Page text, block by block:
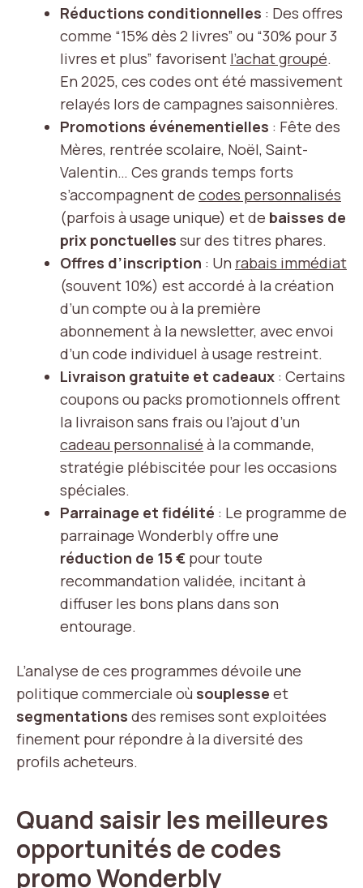
Réductions conditionnelles : Des offres
comme “15% dès 2 livres” ou “30% pour 3
livres et plus” favorisent l’achat groupé.
En 2025, ces codes ont été massivement
relayés lors de campagnes saisonnières.
Promotions événementielles : Fête des
Mères, rentrée scolaire, Noël, Saint-
Valentin… Ces grands temps forts
s’accompagnent de codes personnalisés
(parfois à usage unique) et de baisses de
prix ponctuelles sur des titres phares.
Offres d’inscription : Un rabais immédiat
(souvent 10%) est accordé à la création
d’un compte ou à la première
abonnement à la newsletter, avec envoi
d’un code individuel à usage restreint.
Livraison gratuite et cadeaux : Certains
coupons ou packs promotionnels offrent
la livraison sans frais ou l’ajout d’un
cadeau personnalisé à la commande,
stratégie plébiscitée pour les occasions
spéciales.
Parrainage et fidélité : Le programme de
parrainage Wonderbly offre une
réduction de 15 € pour toute
recommandation validée, incitant à
diffuser les bons plans dans son
entourage.
L’analyse de ces programmes dévoile une
politique commerciale où souplesse et
segmentations des remises sont exploitées
finement pour répondre à la diversité des
profils acheteurs.
Quand saisir les meilleures
opportunités de codes
promo Wonderbly